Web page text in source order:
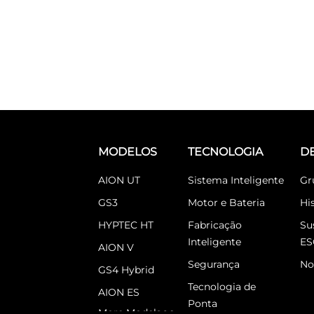
MODELOS
AION UT
GS3
HYPTEC HT
AION V
GS4 Hybrid
AION ES
TECNOLOGIA
Sistema Inteligente
Motor e Bateria
Fabricação
Inteligente
Segurança
Tecnologia de
Ponta